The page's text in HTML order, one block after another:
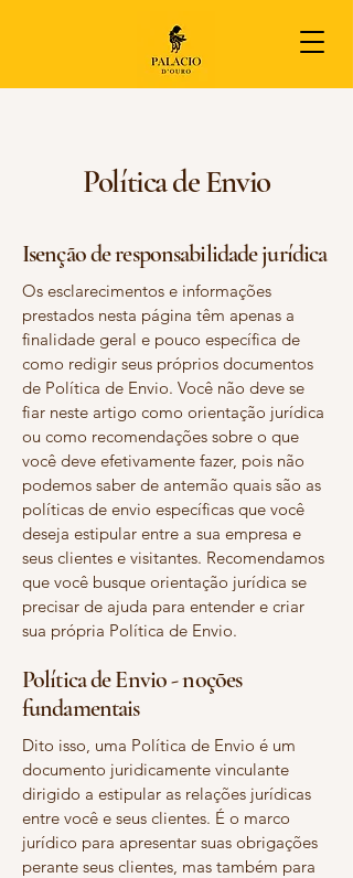
Política de Envio
Isenção de responsabilidade jurídica
Os esclarecimentos e informações
prestados nesta página têm apenas a
finalidade geral e pouco específica de
como redigir seus próprios documentos
de Política de Envio. Você não deve se
fiar neste artigo como orientação jurídica
ou como recomendações sobre o que
você deve efetivamente fazer, pois não
podemos saber de antemão quais são as
políticas de envio específicas que você
deseja estipular entre a sua empresa e
seus clientes e visitantes. Recomendamos
que você busque orientação jurídica se
precisar de ajuda para entender e criar
sua própria Política de Envio.
Política de Envio - noções
fundamentais
Dito isso, uma Política de Envio é um
documento juridicamente vinculante
dirigido a estipular as relações jurídicas
entre você e seus clientes. É o marco
jurídico para apresentar suas obrigações
perante seus clientes, mas também para